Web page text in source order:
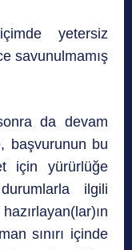
yetersiz
savunulmamış
da devam
başvurunun bu
için yürürlüğe
ilgili
sınırı içinde